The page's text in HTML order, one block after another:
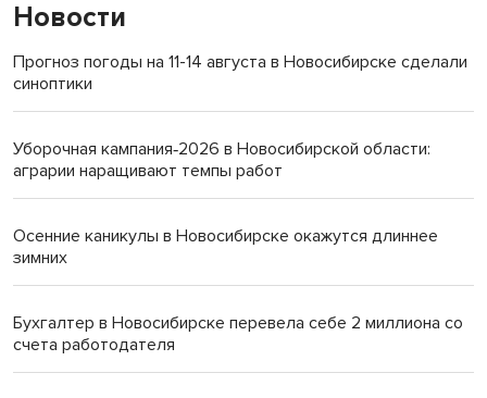
Новости
Прогноз погоды на 11-14 августа в Новосибирске сделали
синоптики
Уборочная кампания‑2026 в Новосибирской области:
аграрии наращивают темпы работ
Осенние каникулы в Новосибирске окажутся длиннее
зимних
Бухгалтер в Новосибирске перевела себе 2 миллиона со
счета работодателя